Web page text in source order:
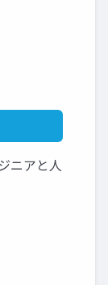
ニアと人